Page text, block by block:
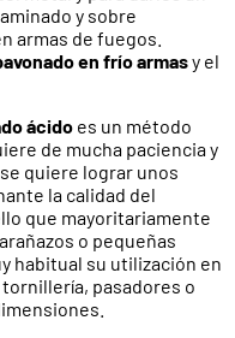
y sobre
armas de fuegos.
en frío armasy el
ácido es un método
de mucha paciencia y
quiere lograr unos
la calidad del
que mayoritariamente
o pequeñas
habitual su utilización en
pasadores o